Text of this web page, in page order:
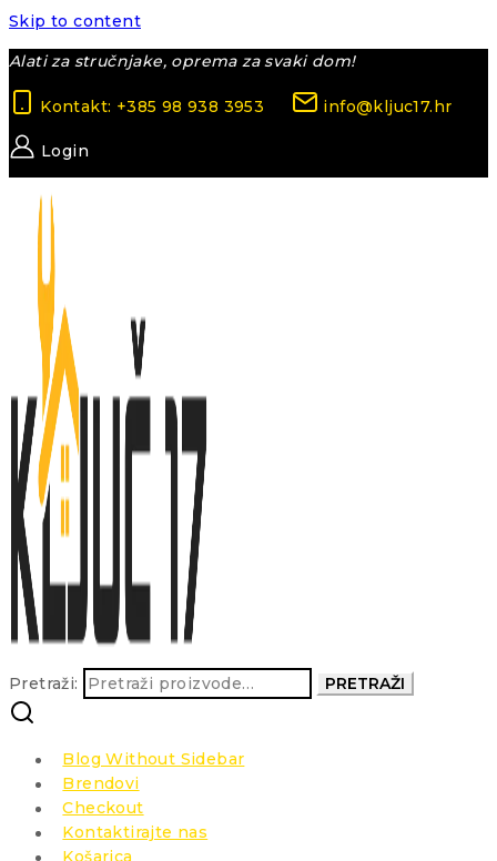
Skip to content
Alati za stručnjake, oprema za svaki dom!
Kontakt: +385 98 938 3953 info@kljuc17.hr
Login
Pretraži: PRETRAŽI
Blog Without Sidebar
Brendovi
Checkout
Kontaktirajte nas